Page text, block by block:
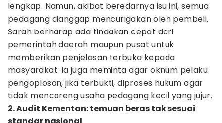
lengkap. Namun, akibat beredarnya isu ini, semua
pedagang dianggap mencurigakan oleh pembeli.
Sarah berharap ada tindakan cepat dari
pemerintah daerah maupun pusat untuk
memberikan penjelasan terbuka kepada
masyarakat. Ia juga meminta agar oknum pelaku
pengoplosan, jika terbukti, diproses hukum agar
tidak mencoreng usaha pedagang kecil yang jujur.
2. Audit Kementan: temuan beras tak sesuai